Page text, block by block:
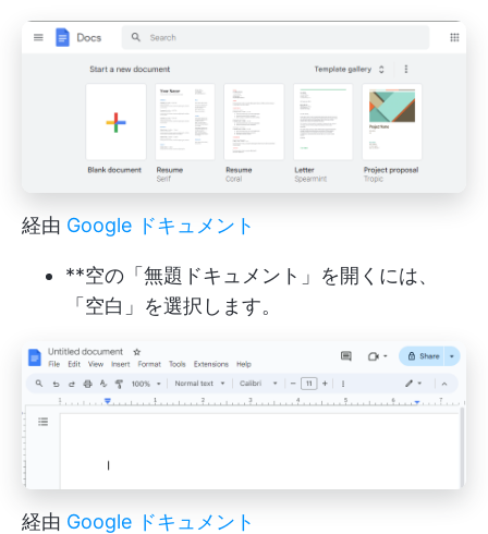
経由 Google ドキュメント
**空の「無題ドキュメント」を開くには、
「空白」を選択します。
経由 Google ドキュメント